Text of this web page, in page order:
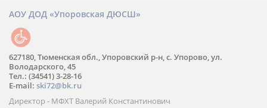
АОУ ДОД «Упоровская ДЮСШ»
627180, Тюменская обл., Упоровский р-н, с. Упорово, ул.
Володарского, 45
Тел.: (34541) 3-28-16
E-mail: ski72@bk.ru
Директор - МФХТ Валерий Константинович